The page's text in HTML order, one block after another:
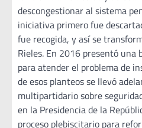
descongestionar al sistema
iniciativa primero fue
fue recogida, y así se
Rieles. En 2016 presentó una
para atender el problema de
de esos planteos se llevó
multipartidario sobre
en la Presidencia de la
proceso plebiscitario para